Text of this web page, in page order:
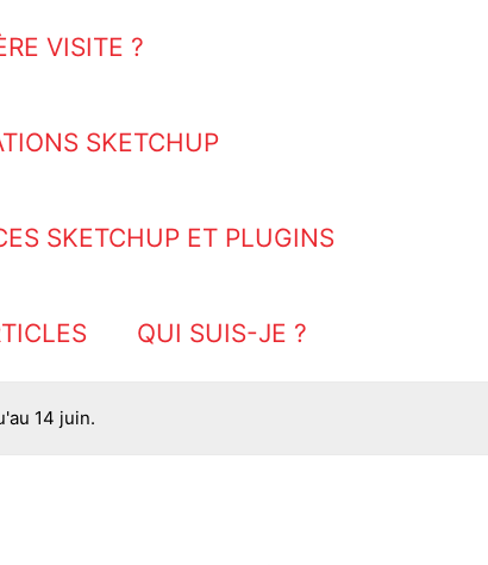
VISITE ?
SKETCHUP
SKETCHUP ET PLUGINS
QUI SUIS-JE ?
14 juin.